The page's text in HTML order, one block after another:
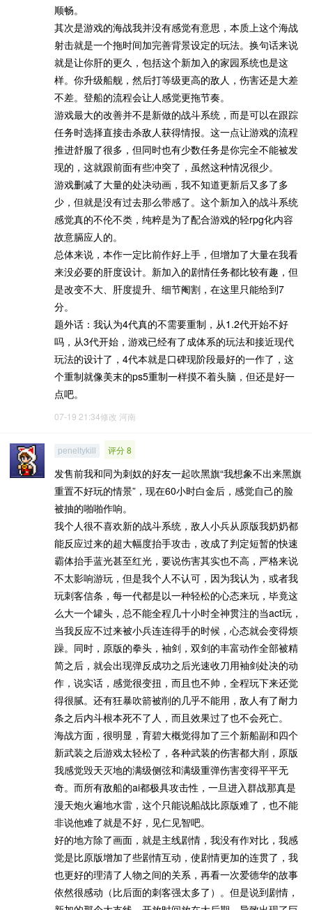
顺畅。
其次是游戏的海战我并没有感觉有意思，本质上这个海战
射击就是一个拖时间加完善背景设定的玩法。换句话来说
就是让你肝的更久，包括这个新加入的家园系统也是这
样。你升级船舰，然后打等级更高的敌人，伤害还是大差
不差。登船的流程会让人感觉更拖节奏。
游戏最大的改善并不是新做的战斗系统，而是可以在跟踪
任务时选择直接击杀敌人获得情报。这一点让游戏的流程
推进舒服了很多，但同时也有少数任务是你完全不能被发
现的，这就跟前面有些冲突了，虽然这种情况很少。
游戏删减了大量的处决动画，我不知道更新后又多了多
少，但就是没有过去那么带感了。这个新加入的战斗系统
感觉真的不伦不类，纯粹是为了配合游戏的轻rpg化内容
故意膈应人的。
总体来说，本作一定比前作好上手，但增加了大量在我看
来没必要的肝度设计。新加入的剧情任务都比较有趣，但
是改变不大、肝度提升、细节阉割，在这里只能给到7
分。
题外话：我认为4代真的不需要重制，从1.2代开始不好
吗，从3代开始，游戏已经有了成体系的玩法和接近现代
玩法的设计了，4代本就是口碑现阶段最好的一作了，这
个重制就像美末的ps5重制一样摸不着头脑，但还是好一
点吧。
07-19 21:34修改 河南
peneltykill 评分 8
发售前我和同为刺奴的好友一起吹黑旗“我想象不出来黑旗
重置不好玩的情景”，现在60小时白金后，感觉自己的脸
被抽的啪啪作响。
我个人很不喜欢新的战斗系统，敌人小兵从原版我奶奶都
能反应过来的超大幅度抬手攻击，改成了判定短暂的快速
霸体抬手蓝光甚至红光，要说伤害其实也不高，严格来说
不太影响游玩，但是我个人不认可，因为我认为，或者我
玩刺客信条，每一代都是以一种轻松的心态来玩，毕竟这
么大一个罐头，总不能全程几十小时全神贯注的当act玩，
当我反应不过来被小兵连连得手的时候，心态就会变得烦
躁。同时，原版的拳头，袖剑，双剑的丰富动作全部被精
简之后，就会出现弹反成功之后光速收刀用袖剑处决的动
作，说实话，感觉很变扭，而且也不帅，全程玩下来还觉
得很腻。还有狂暴吹箭被削的几乎不能用，敌人有了耐力
条之后内斗根本死不了人，而且效果过了也不会死亡。
海战方面，很明显，育碧大概觉得加了三个新船副和四个
新武装之后游戏太轻松了，各种武装的伤害都大削，原版
我感觉毁天灭地的满级侧弦和满级重弹伤害变得平平无
奇。而所有敌船的ai都极具攻击性，一旦进入群战那真是
漫天炮火遍地水雷，这个只能说船战比原版难了，也不能
非说他难了就是不好，见仁见智吧。
好的地方除了画面，就是主线剧情，我没有作对比，我感
觉是比原版增加了些剧情互动，使剧情更加的连贯了，我
也更好的理清了人物之间的关系，再看一次爱德华的故事
依然很感动（比后面的刺客强太多了）。但是说到剧情，